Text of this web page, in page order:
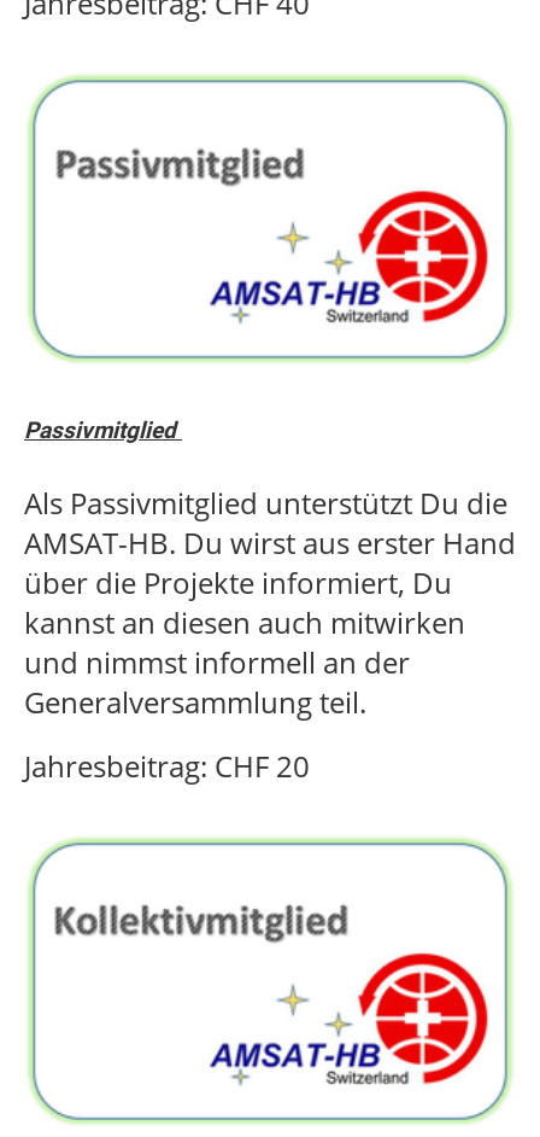
Passivmitglied
Als Passivmitglied unterstützt Du die
AMSAT-HB. Du wirst aus erster Hand
über die Projekte informiert, Du
kannst an diesen auch mitwirken
und nimmst informell an der
Generalversammlung teil.
Jahresbeitrag: CHF 20